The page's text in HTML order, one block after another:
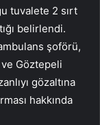
tuvalete 2 sırt
belirlendi.
şoförü,
Göztepeli
gözaltına
hakkında